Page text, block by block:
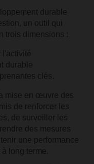
durable
un outil qui
trois dimensions :
l'activité
durable
clés.
mise en œuvre des
de renforcer les
de surveiller les
des mesures
une performance
long terme.